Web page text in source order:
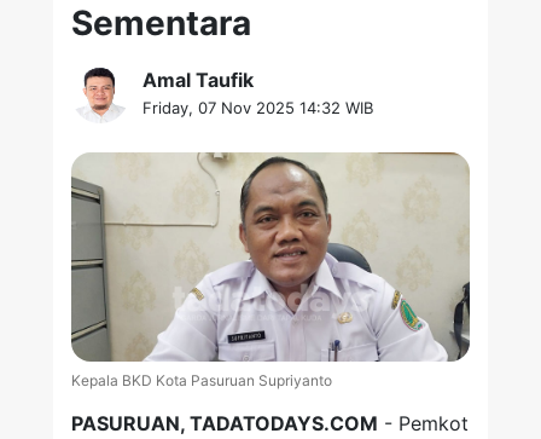
Sementara
Amal Taufik
Friday, 07 Nov 2025 14:32 WIB
Kepala BKD Kota Pasuruan Supriyanto
PASURUAN, TADATODAYS.COM - Pemkot